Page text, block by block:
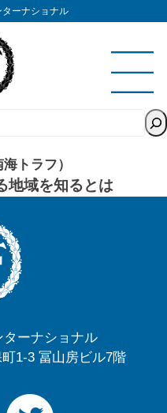
ーナショナル
トラフ）
地域を知るとは
ーナショナル
1-3 冨山房ビル7階